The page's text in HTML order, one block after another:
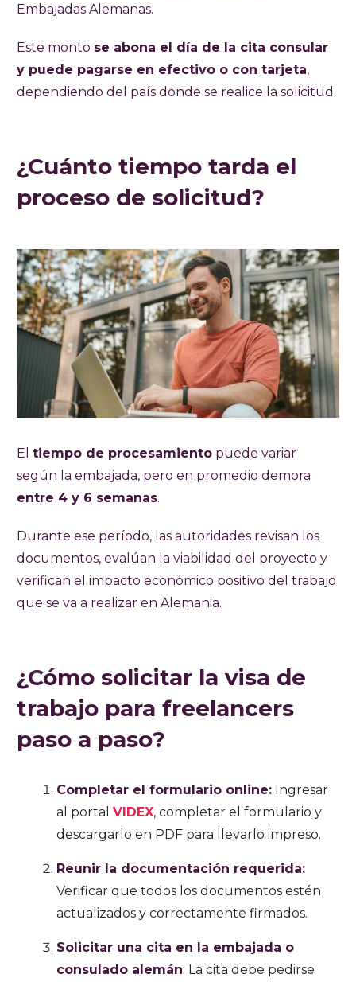
Embajadas Alemanas.
Este monto se abona el día de la cita consular
y puede pagarse en efectivo o con tarjeta,
dependiendo del país donde se realice la solicitud.
¿Cuánto tiempo tarda el
proceso de solicitud?
El tiempo de procesamiento puede variar
según la embajada, pero en promedio demora
entre 4 y 6 semanas.
Durante ese período, las autoridades revisan los
documentos, evalúan la viabilidad del proyecto y
verifican el impacto económico positivo del trabajo
que se va a realizar en Alemania.
¿Cómo solicitar la visa de
trabajo para freelancers
paso a paso?
Completar el formulario online: Ingresar
al portal VIDEX, completar el formulario y
descargarlo en PDF para llevarlo impreso.
Reunir la documentación requerida:
Verificar que todos los documentos estén
actualizados y correctamente firmados.
Solicitar una cita en la embajada o
consulado alemán: La cita debe pedirse